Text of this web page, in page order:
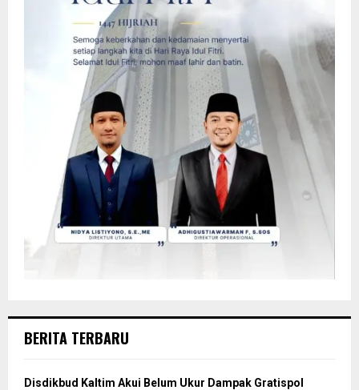
BERITA TERBARU
Disdikbud Kaltim Akui Belum Ukur Dampak Gratispol